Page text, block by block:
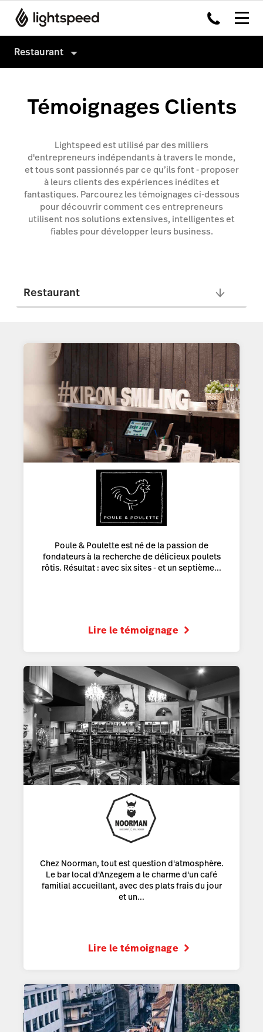
Restaurant
Système de caisse
Payments
Inventaire
Tableside
Pulse app
Reservations
Tempo
Benchmarks & Trends
Matériel
Multi-site
Prix
Témoignages Clients
Lightspeed est utilisé par des milliers
d'entrepreneurs indépendants à travers le monde,
et tous sont passionnés par ce qu’ils font - proposer
à leurs clients des expériences inédites et
fantastiques. Parcourez les témoignages ci-dessous
pour découvrir comment ces entrepreneurs
utilisent nos solutions extensives, intelligentes et
fiables pour développer leurs business.
Poule & Poulette est né de la passion de
fondateurs à la recherche de délicieux poulets
rôtis. Résultat : avec six sites - et un septième...
Lire le témoignage
Chez Noorman, tout est question d'atmosphère.
Le bar local d'Anzegem a le charme d'un café
familial accueillant, avec des plats frais du jour
et un...
Lire le témoignage